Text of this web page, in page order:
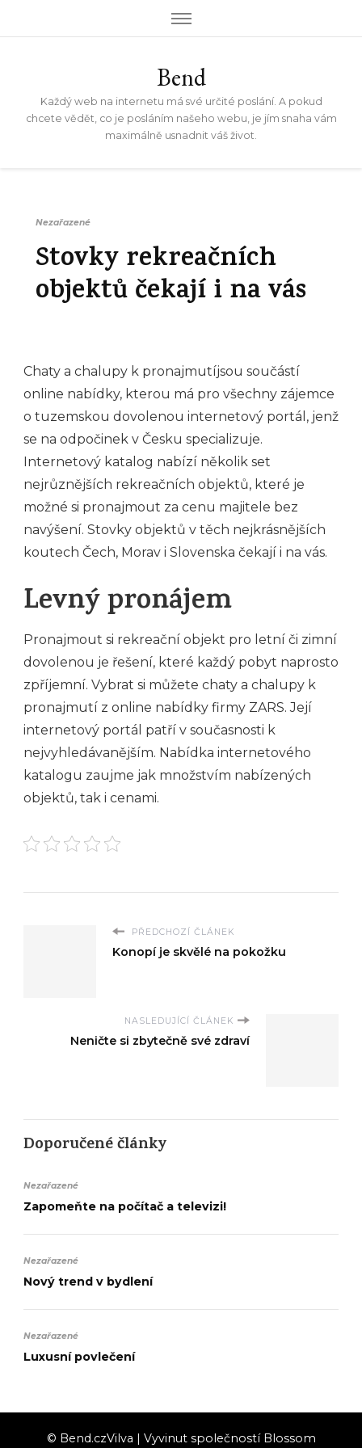
Bend
Každý web na internetu má své určité poslání. A pokud
chcete vědět, co je posláním našeho webu, je jím snaha vám
maximálně usnadnit váš život.
Nezařazené
Stovky rekreačních
objektů čekají i na vás
Chaty a chalupy k pronajmutíjsou součástí
online nabídky, kterou má pro všechny zájemce
o tuzemskou dovolenou internetový portál, jenž
se na odpočinek v Česku specializuje.
Internetový katalog nabízí několik set
nejrůznějších rekreačních objektů, které je
možné si pronajmout za cenu majitele bez
navýšení. Stovky objektů v těch nejkrásnějších
koutech Čech, Morav i Slovenska čekají i na vás.
Levný pronájem
Pronajmout si rekreační objekt pro letní či zimní
dovolenou je řešení, které každý pobyt naprosto
zpříjemní. Vybrat si můžete chaty a chalupy k
pronajmutí z online nabídky firmy ZARS. Její
internetový portál patří v současnosti k
nejvyhledávanějším. Nabídka internetového
katalogu zaujme jak množstvím nabízených
objektů, tak i cenami.
PŘEDCHOZÍ ČLÁNEK
Konopí je skvělé na pokožku
NASLEDUJÍCÍ ČLÁNEK
Neničte si zbytečně své zdraví
Doporučené články
Nezařazené
Zapomeňte na počítač a televizi!
Nezařazené
Nový trend v bydlení
Nezařazené
Luxusní povlečení
© Bend.czVilva | Vyvinut společností Blossom